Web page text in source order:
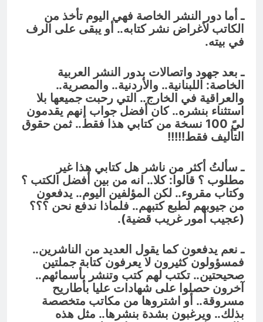
ـ أما دور النشر الخاصة فهي اليوم تأخذ من
الكاتب لأغراض نشر كتابه.. أو يبقى على الرف
في بيته.
ـ بعد جهود واتصالات بدور النشر العربية
الخاصة: اللبنانية.. والأردنية.. والمصرية..
والعراقية في الخارج.. التي رحبت جميعها بلا
استثناء بنشره.. كان أفضل جواب إنهم يقدمون
ليً 100 نسخة من كتابي هذا فقط.. ثمن حقوق
التأليف فقط!!!!!
ـ سألتُ أكثر من ناشر هل كتابي هذا غير
مطلوب ؟ قالوا: كلا.. انه من بين أفضل الكتب ؟
وكتاب مقروء.. لكن المؤلفين اليوم.. يدفعون
من جيوبهم لطبع كتبهم.. فلماذا ندفع نحن ؟؟؟
(عجيب أمور غريب قضية).
ـ نعم يدفعون كما يقول العديد من الناشرين..
فمسؤولون كثيرون لا يعرفون كتابة جملتين
صحيحتين.. تكتب لهم كتب وتنشر بأسمائهم..
آخرون حصلوا على شهادات عليا بأطاريح
مسروقة.. أو اشتروها من مكاتب متخصصة
بذلك.. ويرغبون بشدة بنشرها.. مثل هذه